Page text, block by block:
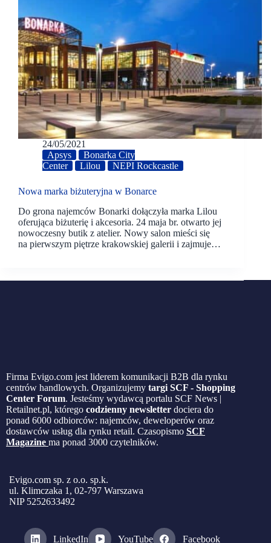
24/05/2021
Apsys
Bonarka City
Center
Lilou NEPI Rockcastle
Nowa marka biżuteryjna w Bonarce
Do grona najemców Bonarki dołączyła marka Lilou
oferująca biżuterię i akcesoria. 24 maja br. otwarto jej
nowoczesny butik z atelier. Nowy salon mieści się
na pierwszym piętrze krakowskiej galerii i zajmuje…
Firma Evigo.com jest liderem komunikacji B2B dla rynku
centrów handlowych. Organizujemy targi SCF - Shopping
Center Forum. Jesteśmy wydawcą portalu SCF News |
Retailnet.pl, którego codzienny newsletter dociera do
ponad 6000 odbiorców: najemców, deweloperów oraz
dostawców usług dla rynku retail. Czasopismo SCF
Magazine ma ponad 3000 czytelników.
Evigo.com sp. z o.o. sp.k.
ul. Klimczaka 1, 02-797 Warszawa
NIP 5252633492
LinkedIn YouTube Facebook